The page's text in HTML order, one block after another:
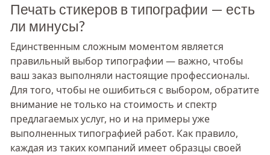
Печать стикеров в типографии — есть
ли минусы?
Единственным сложным моментом является
правильный выбор типографии — важно, чтобы
ваш заказ выполняли настоящие профессионалы.
Для того, чтобы не ошибиться с выбором, обратите
внимание не только на стоимость и спектр
предлагаемых услуг, но и на примеры уже
выполненных типографией работ. Как правило,
каждая из таких компаний имеет образцы своей